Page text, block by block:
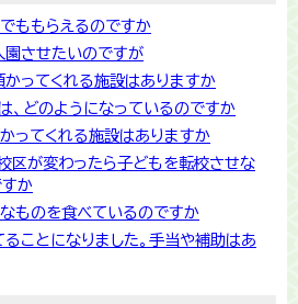
ももらえるのですか
させたいのですが
ってくれる施設はありますか
、どのようになっているのですか
ってくれる施設はありますか
区が変わったら子どもを転校させな
か
ものを食べているのですか
ことになりました。手当や補助はあ